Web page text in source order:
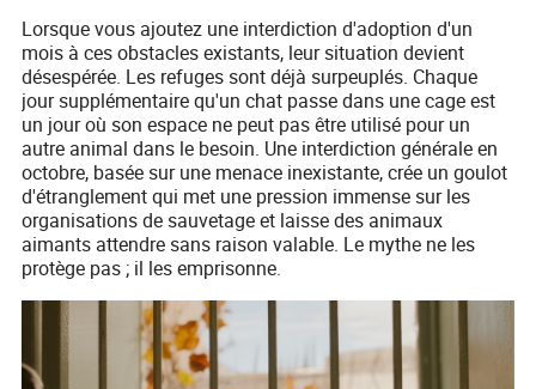
Lorsque vous ajoutez une interdiction d'adoption d'un
mois à ces obstacles existants, leur situation devient
désespérée. Les refuges sont déjà surpeuplés. Chaque
jour supplémentaire qu'un chat passe dans une cage est
un jour où son espace ne peut pas être utilisé pour un
autre animal dans le besoin. Une interdiction générale en
octobre, basée sur une menace inexistante, crée un goulot
d'étranglement qui met une pression immense sur les
organisations de sauvetage et laisse des animaux
aimants attendre sans raison valable. Le mythe ne les
protège pas ; il les emprisonne.